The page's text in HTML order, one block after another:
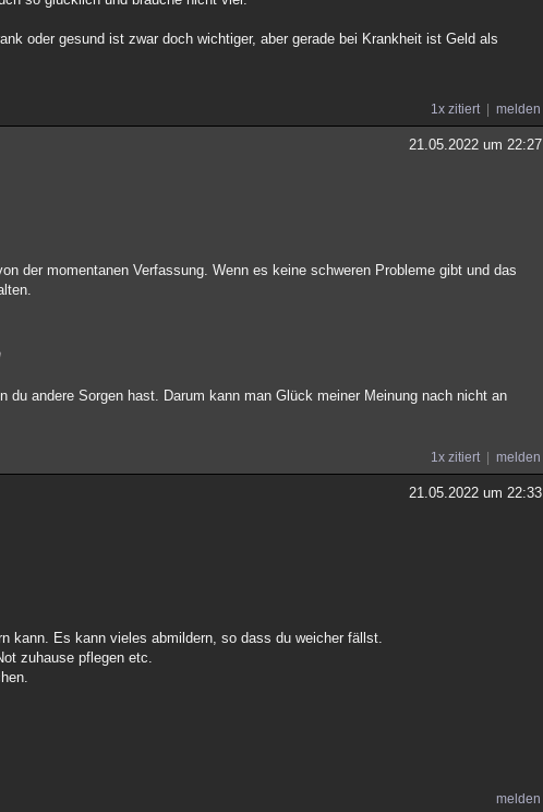
oder gesund ist zwar doch wichtiger, aber gerade bei Krankheit ist Geld als
1x zitiert melden
21.05.2022 um 22:27
der momentanen Verfassung. Wenn es keine schweren Probleme gibt und das
andere Sorgen hast. Darum kann man Glück meiner Meinung nach nicht an
1x zitiert melden
21.05.2022 um 22:33
kann. Es kann vieles abmildern, so dass du weicher fällst.
zuhause pflegen etc.
melden